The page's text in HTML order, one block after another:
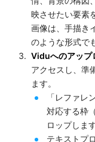
映させたい要素
画像は、手描き
のような形式で
Viduへのアップ
アクセスし、準
ます。
「レファレ
対応する枠
ロップします
テキストプ